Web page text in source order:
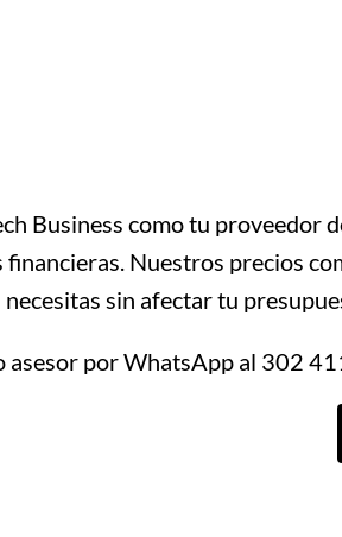
Business como tu proveedor
financieras. Nuestros precios
necesitas sin afectar tu
asesor por WhatsApp al 302